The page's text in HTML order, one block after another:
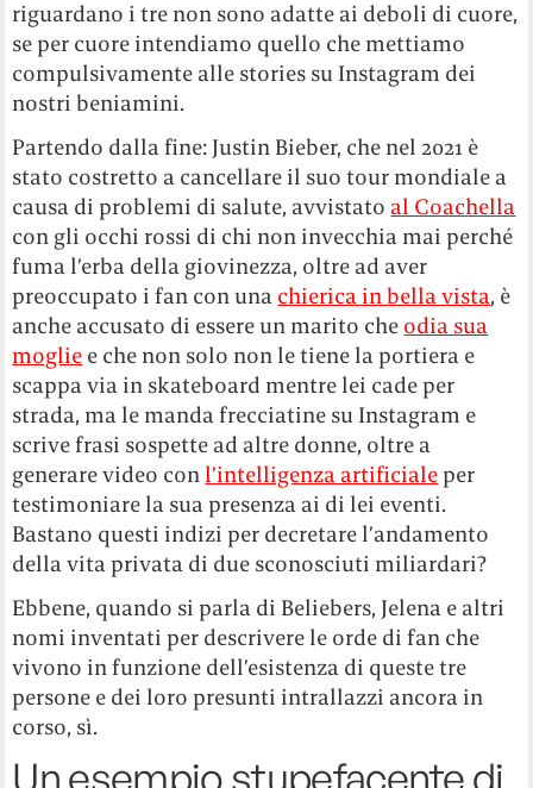
riguardano i tre non sono adatte ai deboli di cuore,
se per cuore intendiamo quello che mettiamo
compulsivamente alle stories su Instagram dei
nostri beniamini.
Partendo dalla fine: Justin Bieber, che nel 2021 è
stato costretto a cancellare il suo tour mondiale a
causa di problemi di salute, avvistato al Coachella
con gli occhi rossi di chi non invecchia mai perché
fuma l’erba della giovinezza, oltre ad aver
preoccupato i fan con una chierica in bella vista, è
anche accusato di essere un marito che odia sua
moglie e che non solo non le tiene la portiera e
scappa via in skateboard mentre lei cade per
strada, ma le manda frecciatine su Instagram e
scrive frasi sospette ad altre donne, oltre a
generare video con l’intelligenza artificiale per
testimoniare la sua presenza ai di lei eventi.
Bastano questi indizi per decretare l’andamento
della vita privata di due sconosciuti miliardari?
Ebbene, quando si parla di Beliebers, Jelena e altri
nomi inventati per descrivere le orde di fan che
vivono in funzione dell’esistenza di queste tre
persone e dei loro presunti intrallazzi ancora in
corso, sì.
Un esempio stupefacente di